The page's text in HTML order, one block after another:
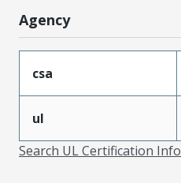
Agency
csa
ul
Search UL Certification